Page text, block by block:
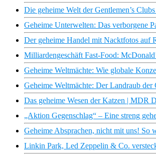
Die geheime Welt der Gentlemen’s
Geheime Unterwelten: Das verborgene
Der geheime Handel mit Nacktfotos
Milliardengeschäft Fast-Food:
Geheime Weltmächte: Wie globale
Geheime Weltmächte: Der Landraub
Das geheime Wesen der Katzen | MDR
„Aktion Gegenschlag“ – Eine streng
Geheime Absprachen, nicht mit uns! So
Linkin Park, Led Zeppelin & Co.